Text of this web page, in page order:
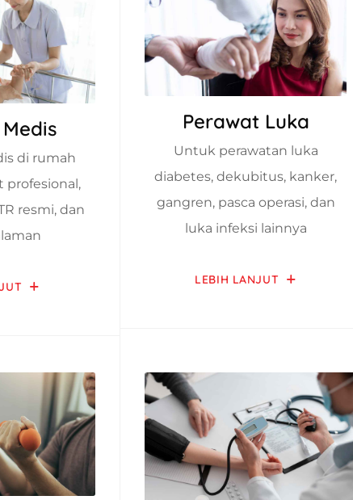
di rumah
profesional,
resmi, dan
Perawat Luka
Untuk perawatan luka
diabetes, dekubitus, kanker,
gangren, pasca operasi, dan
luka infeksi lainnya
LEBIH LANJUT